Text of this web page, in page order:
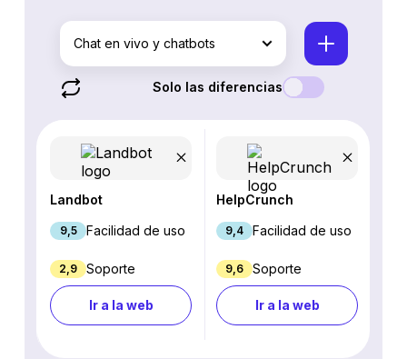
Chat en vivo y chatbots
Solo las diferencias
Landbot
9,5 Facilidad de uso
2,9 Soporte
Ir a la web
HelpCrunch
9,4 Facilidad de uso
9,6 Soporte
Ir a la web